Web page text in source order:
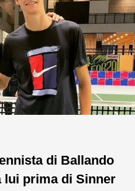
di Ballando
lui prima di Sinner